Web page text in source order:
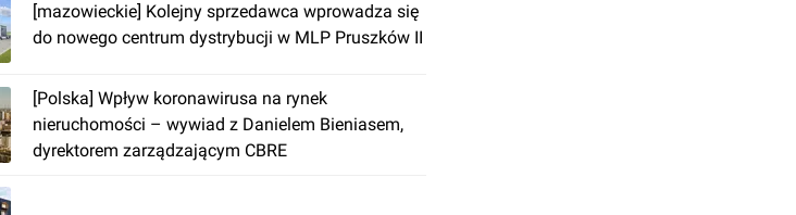
[mazowieckie] Kolejny sprzedawca wprowadza się
do nowego centrum dystrybucji w MLP Pruszków II
[Polska] Wpływ koronawirusa na rynek
nieruchomości – wywiad z Danielem Bieniasem,
dyrektorem zarządzającym CBRE